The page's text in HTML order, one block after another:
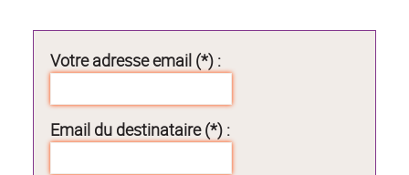
Votre adresse email (*) :
Email du destinataire (*) :